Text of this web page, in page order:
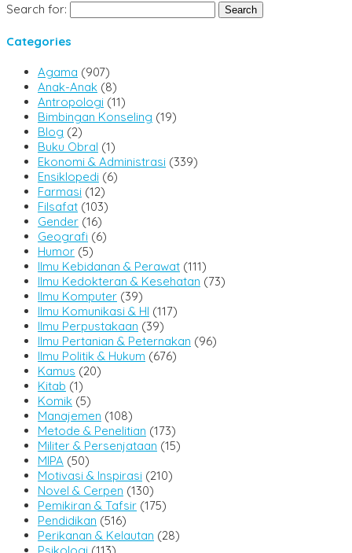
Search for:
Categories
Agama (907)
Anak-Anak (8)
Antropologi (11)
Bimbingan Konseling (19)
Blog (2)
Buku Obral (1)
Ekonomi & Administrasi (339)
Ensiklopedi (6)
Farmasi (12)
Filsafat (103)
Gender (16)
Geografi (6)
Humor (5)
Ilmu Kebidanan & Perawat (111)
Ilmu Kedokteran & Kesehatan (73)
Ilmu Komputer (39)
Ilmu Komunikasi & HI (117)
Ilmu Perpustakaan (39)
Ilmu Pertanian & Peternakan (96)
Ilmu Politik & Hukum (676)
Kamus (20)
Kitab (1)
Komik (5)
Manajemen (108)
Metode & Penelitian (173)
Militer & Persenjataan (15)
MIPA (50)
Motivasi & Inspirasi (210)
Novel & Cerpen (130)
Pemikiran & Tafsir (175)
Pendidikan (516)
Perikanan & Kelautan (28)